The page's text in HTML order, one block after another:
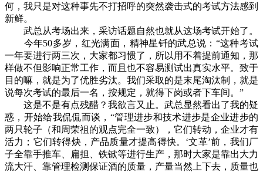
何，我只是对这种事先不打招呼的突然袭击式的考试方法感到
新鲜。
武总从考场出来，采访话题自然也就从这场考试开始了。
今年50多岁，红光满面，精神星钎的武总说：“这种考试
一年要进行两三次，大家都习惯了，所以用不着提前通知，那
样做不但影响正常工作，而且也不容易测试出真实水平。致于
目的嘛，就是为了优胜劣汰。我们采取的是末尾淘汰制，就是
说每次考试的最后一名，按规定，就得下岗或者下车间。”
这是不是有点残醋？我欲言又止。武总显然看出了我的疑
惑，开始给我侃侃而谈，“管理进步和技术进步是企业进步的
两只轮子（和周荣祖的观点完全一致），它们转动，企业才有
活力；它们转得炔，产品质量才提高得快。‘文革’前，我们厂
子全靠手推车、扁担、铁锨等进行生产，那时大家是靠出大力
流大汗、靠管理检测保证酒的质量，产量当然上下去，质量也